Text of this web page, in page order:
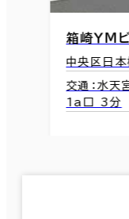
箱崎ＹＭ
中央区日
交通：水天
1a口 3分